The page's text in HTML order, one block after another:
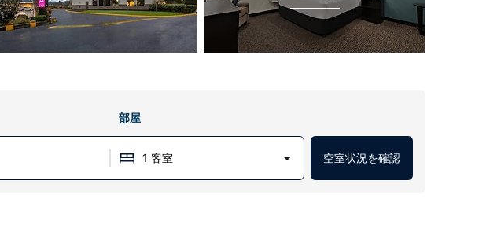
部屋
1 客室 空室状況を確認